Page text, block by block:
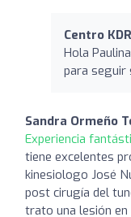
Centro
Hola
para seguir
Sandra Ormeño
Experiencia
tiene excelentes
kinesiologo José
post cirugía del
trato una lesión